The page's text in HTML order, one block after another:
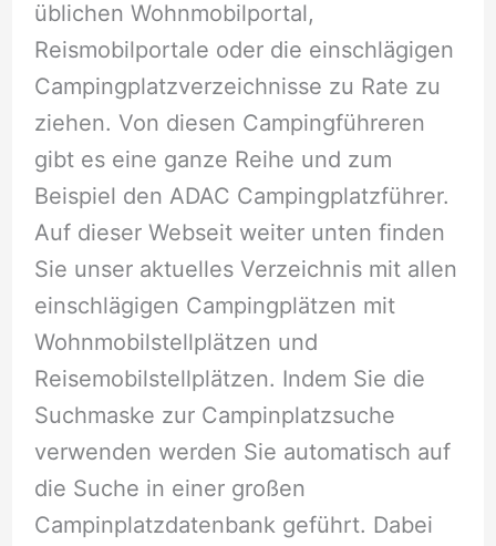
üblichen Wohnmobilportal,
Reismobilportale oder die einschlägigen
Campingplatzverzeichnisse zu Rate zu
ziehen. Von diesen Campingführeren
gibt es eine ganze Reihe und zum
Beispiel den ADAC Campingplatzführer.
Auf dieser Webseit weiter unten finden
Sie unser aktuelles Verzeichnis mit allen
einschlägigen Campingplätzen mit
Wohnmobilstellplätzen und
Reisemobilstellplätzen. Indem Sie die
Suchmaske zur Campinplatzsuche
verwenden werden Sie automatisch auf
die Suche in einer großen
Campinplatzdatenbank geführt. Dabei